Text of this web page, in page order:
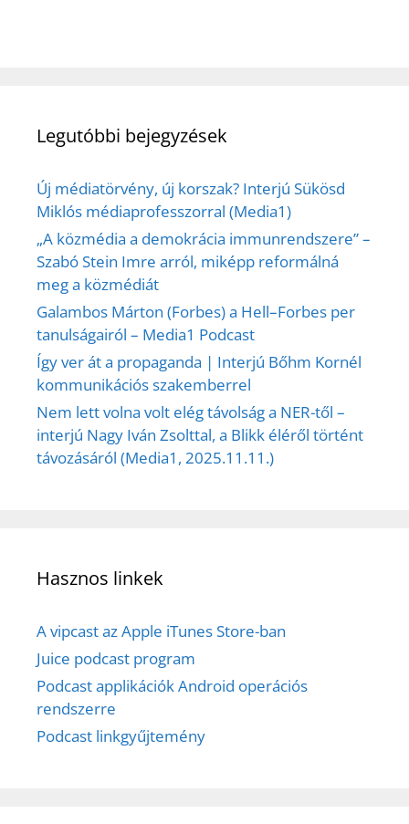
Legutóbbi bejegyzések
Új médiatörvény, új korszak? Interjú Sükösd
Miklós médiaprofesszorral (Media1)
„A közmédia a demokrácia immunrendszere” –
Szabó Stein Imre arról, miképp reformálná
meg a közmédiát
Galambos Márton (Forbes) a Hell–Forbes per
tanulságairól – Media1 Podcast
Így ver át a propaganda | Interjú Bőhm Kornél
kommunikációs szakemberrel
Nem lett volna volt elég távolság a NER-től –
interjú Nagy Iván Zsolttal, a Blikk éléről történt
távozásáról (Media1, 2025.11.11.)
Hasznos linkek
A vipcast az Apple iTunes Store-ban
Juice podcast program
Podcast applikációk Android operációs
rendszerre
Podcast linkgyűjtemény